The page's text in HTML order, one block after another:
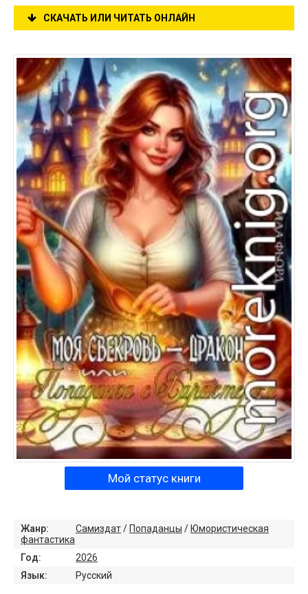
СКАЧАТЬ ИЛИ ЧИТАТЬ ОНЛАЙН
Мой статус книги
Жанр: Самиздат/Попаданцы /Юмористическая
фантастика
Год:
2026
Язык:
Русский